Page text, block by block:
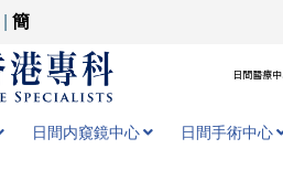
簡
日間醫療
日間内窺鏡中心 日間手術中心